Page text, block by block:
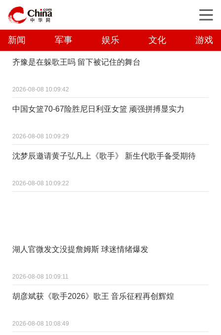
新闻 军事 娱乐 文化 游戏
齐豫是在躲歌王吗 留下被记住的舞台
2026-08-08 10:09:42
中国女篮70-67险胜尼日利亚女篮 顽强拼搏显实力
2026-08-08 10:09:29
沈梦辰邀请黄子弘凡上《歌手》 新生代歌手备受期待
2026-08-08 10:09:22
湖人官微发文没提詹姆斯 球迷情绪爆发
2026-08-08 10:09:11
胡彦斌获《歌手2026》歌王 音乐征程再创辉煌
2026-08-08 10:08:49